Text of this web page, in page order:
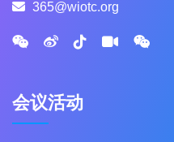
365@wiotc.org
会议活动